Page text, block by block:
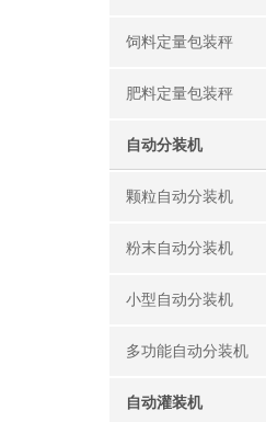
饲料定量包装秤
肥料定量包装秤
自动分装机
颗粒自动分装机
粉末自动分装机
小型自动分装机
多功能自动分装机
自动灌装机